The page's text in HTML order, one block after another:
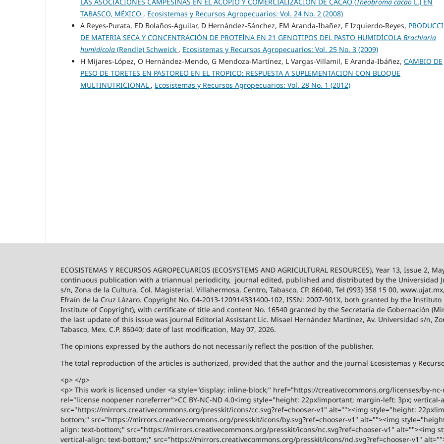
TABASCO, MÉXICO , Ecosistemas y Recursos Agropecuarios: Vol. 24 No. 2 (2008)
A Reyes-Purata, ED Bolaños-Aguilar, D Hernández-Sánchez, EM Aranda-Ibañez, F Izquierdo-Reyes,
DE MATERIA SECA Y CONCENTRACIÓN DE PROTEÍNA EN 21 GENOTIPOS DEL PASTO HUMIDÍCOLA Brachiaria
humidícola (Rendle) Schweick , Ecosistemas y Recursos Agropecuarios: Vol. 25 No. 3 (2009)
H Mijares-López, O Hernández-Mendo, G Mendoza-Martínez, L Vargas-Villamil, E Aranda-Ibáñez, CAMBIO DE
PESO DE TORETES EN PASTOREO EN EL TROPICO: RESPUESTA A SUPLEMENTACION CON BLOQUE
MULTINUTRICIONAL , Ecosistemas y Recursos Agropecuarios: Vol. 28 No. 1 (2012)
ECOSISTEMAS Y RECURSOS AGROPECUARIOS (ECOSYSTEMS AND AGRICULTURAL RESOURCES), Year 13, Issue 2,
continuous publication with a triannual periodicity, journal edited, published and distributed by the Universidad
s/n, Zona de la Cultura, Col. Magisterial, Villahermosa, Centro, Tabasco, CP. 86040, Tel (993) 358 15 00,
Efraín de la Cruz Lázaro. Copyright No. 04-2013-120914331400-102, ISSN: 2007-901X, both granted by the
Institute of Copyright), with certificate of title and content No. 16540 granted by the Secretaría de Gobernación
the last update of this issue was journal Editorial Assistant Lic. Misael Hernández Martínez, Av. Universidad s/n,
Tabasco, Mex. C.P. 86040; date of last modification, May 07, 2026.
The opinions expressed by the authors do not necessarily reflect the position of the publisher.
The total reproduction of the articles is authorized, provided that the author and the journal Ecosistemas y
<p> </p>
<p> This work is licensed under <a style="display: inline-block;" href="https://creativecommons.org/licenses/by-
rel="license noopener noreferrer">CC BY-NC-ND 4.0<img style="height: 22px!important; margin-left: 3px;
src="https://mirrors.creativecommons.org/presskit/icons/cc.svg?ref=chooser-v1" alt=""><img style="height:
bottom;" src="https://mirrors.creativecommons.org/presskit/icons/by.svg?ref=chooser-v1" alt=""><img
align: text-bottom;" src="https://mirrors.creativecommons.org/presskit/icons/nc.svg?ref=chooser-v1" alt=""><img
vertical-align: text-bottom;" src="https://mirrors.creativecommons.org/presskit/icons/nd.svg?ref=chooser-v1"